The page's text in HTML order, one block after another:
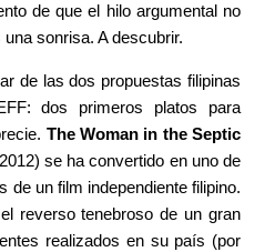
de que el hilo argumental no
sonrisa. A descubrir.
de las dos propuestas filipinas
dos primeros platos para
The Woman in the Septic
se ha convertido en uno de
de un film independiente filipino.
reverso tenebroso de un gran
realizados en su país (por